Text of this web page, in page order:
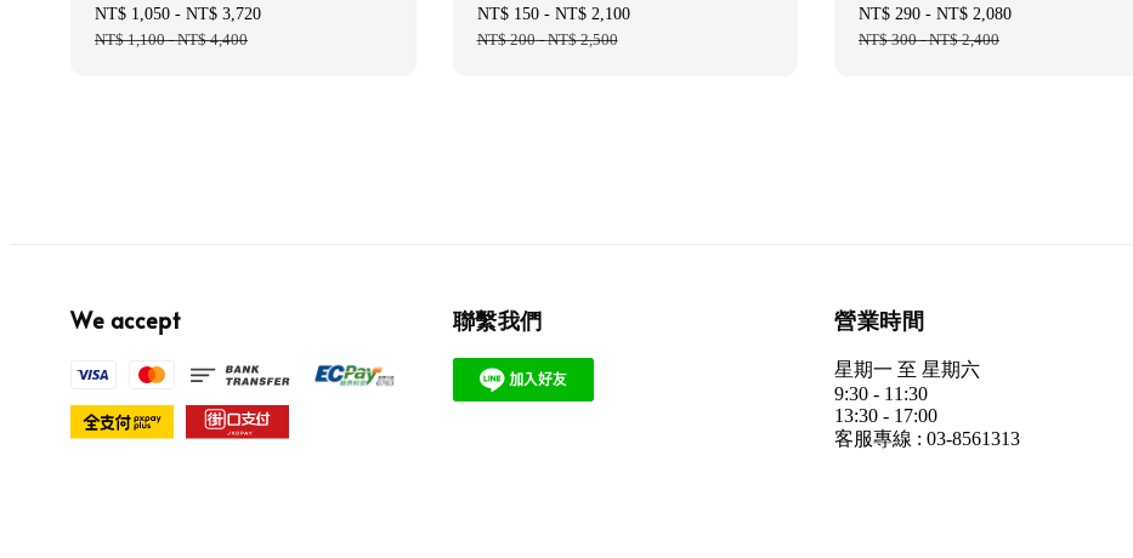
Sale
price
NT$ 1,050 - NT$ 3,720
NT$ 1,100-NT$ 4,400
Sale
price
NT$ 150- NT$ 2,100
NT$ 200-NT$ 2,500
Sale
price
NT$ 290 - NT$ 2,080
NT$ 300-NT$ 2,400
We accept 聯繫我們 營業時間
星期一 至 星期六
9:30 - 11:30
13:30 - 17:00
客服專線 : 03-8561313